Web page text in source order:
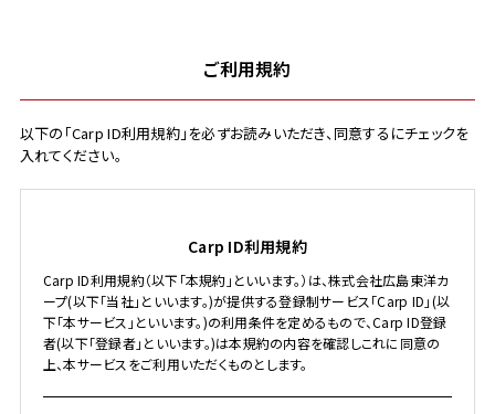
ご利用規約
以下の「Carp ID利用規約」を必ずお読みいただき、同意するにチェックを
入れてください。
Carp ID利用規約
Carp ID利用規約（以下「本規約」といいます。）は、株式会社広島東洋カ
ープ(以下「当社」といいます。)が提供する登録制サービス「Carp ID」(以
下「本サービス」といいます。)の利用条件を定めるもので、Carp ID登録
者(以下「登録者」といいます。)は本規約の内容を確認しこれに同意の
上、本サービスをご利用いただくものとします。